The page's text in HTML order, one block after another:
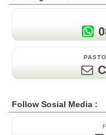
Follow Sosial Media :